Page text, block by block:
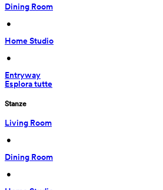
Dining Room
•
Home Studio
•
Entryway
Esplora tutte
Stanze
Living Room
•
Dining Room
•